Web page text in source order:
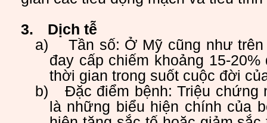
3.
Dịch tễ
a)
Tần số: Ở Mỹ cũng như
đay cấp chiếm khoảng 15-
thời gian trong suốt cuộc đời
b)
Đặc điểm bệnh: Triệu chứng
là những biểu hiện chính của